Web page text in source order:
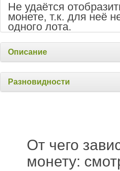
Не удаётся
монете, т.к. для неё
одного лота.
Описание
Разновидности
От чего
монету: